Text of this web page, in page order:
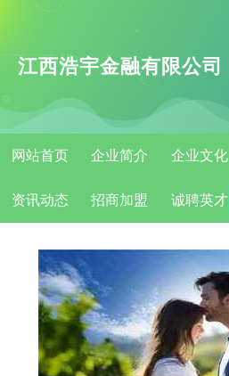
江西浩宇金融有限公司
网站首页 企业简介 企业文化
资讯动态 招商加盟 诚聘英才